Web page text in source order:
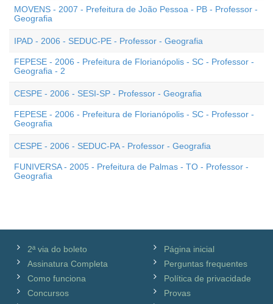
MOVENS - 2007 - Prefeitura de João Pessoa - PB - Professor -
Geografia
IPAD - 2006 - SEDUC-PE - Professor - Geografia
FEPESE - 2006 - Prefeitura de Florianópolis - SC - Professor -
Geografia - 2
CESPE - 2006 - SESI-SP - Professor - Geografia
FEPESE - 2006 - Prefeitura de Florianópolis - SC - Professor -
Geografia
CESPE - 2006 - SEDUC-PA - Professor - Geografia
FUNIVERSA - 2005 - Prefeitura de Palmas - TO - Professor -
Geografia
2ª via do boleto
Assinatura Completa
Como funciona
Concursos
Página inicial
Perguntas frequentes
Política de privacidade
Provas